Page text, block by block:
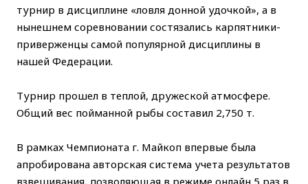
турнир в дисциплине «ловля донной удочкой», а в
нынешнем соревновании состязались карпятники-
приверженцы самой популярной дисциплины в
нашей Федерации.
Турнир прошел в теплой, дружеской атмосфере.
Общий вес пойманной рыбы составил 2,750 т.
В рамках Чемпионата г. Майкоп впервые была
апробирована авторская система учета результатов
взвешивания, позволяющая в режиме онлайн 5 раз в